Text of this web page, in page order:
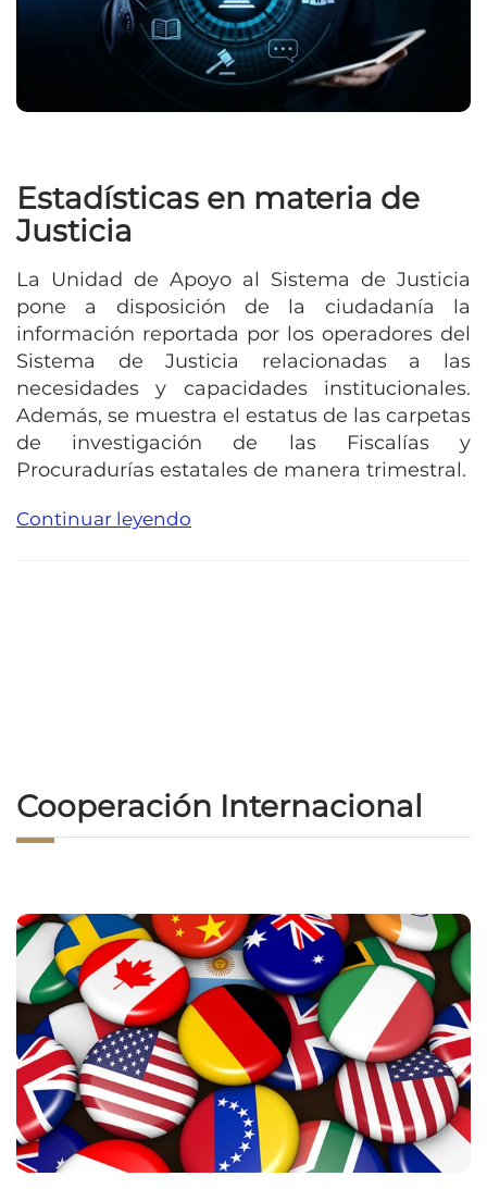
Estadísticas en materia de
Justicia
La Unidad de Apoyo al Sistema de Justicia
pone a disposición de la ciudadanía la
información reportada por los operadores del
Sistema de Justicia relacionadas a las
necesidades y capacidades institucionales.
Además, se muestra el estatus de las carpetas
de investigación de las Fiscalías y
Procuradurías estatales de manera trimestral.
Continuar leyendo
Cooperación Internacional